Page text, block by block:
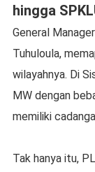
hingga
General
Tuhuloula,
wilayahnya. Di
MW dengan
memiliki
Tak hanya itu,